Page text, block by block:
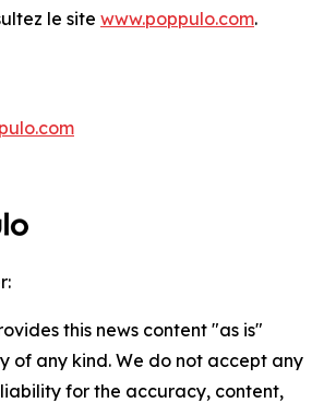
le site www.poppulo.com.
this news content "as is"
of any kind. We do not accept any
for the accuracy, content,